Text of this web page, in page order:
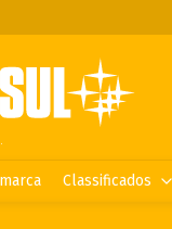
Classificados